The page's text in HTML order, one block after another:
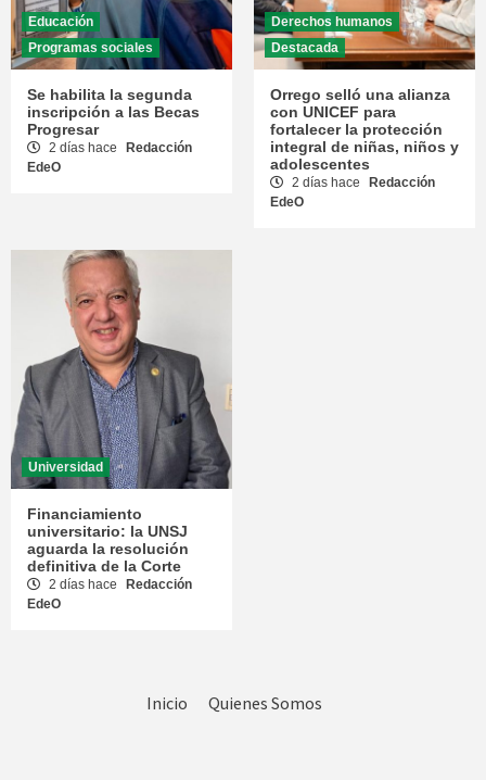
Educación
Programas sociales
Se habilita la segunda
inscripción a las Becas
Progresar
2 días hace
Redacción
EdeO
Derechos humanos
Destacada
Orrego selló una alianza
con UNICEF para
fortalecer la protección
integral de niñas, niños y
adolescentes
2 días hace
Redacción
EdeO
Universidad
Financiamiento
universitario: la UNSJ
aguarda la resolución
definitiva de la Corte
2 días hace
Redacción
EdeO
Inicio Quienes Somos